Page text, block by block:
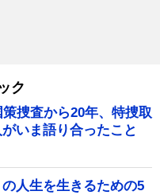
ク
捜査から20年、特捜取
いま語り合ったこと
人生を生きるための5